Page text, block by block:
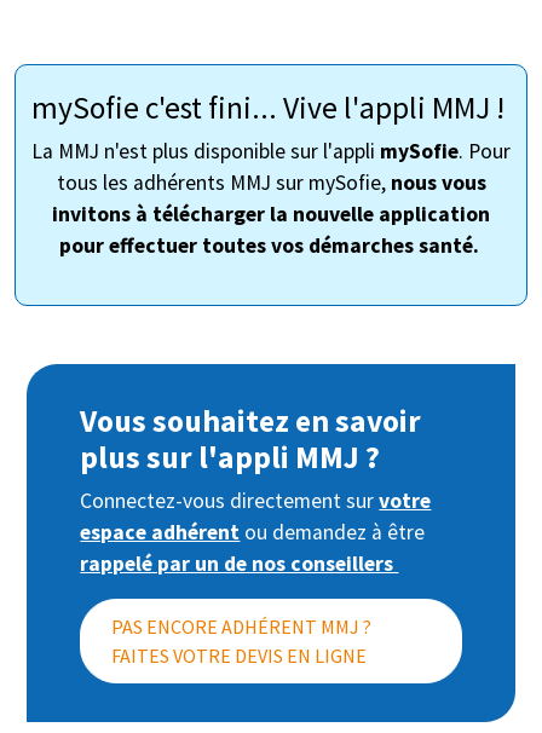
mySofie c'est fini... Vive l'appli MMJ !
La MMJ n'est plus disponible sur l'appli mySofie. Pour
tous les adhérents MMJ sur mySofie, nous vous
invitons à télécharger la nouvelle application
pour effectuer toutes vos démarches santé.
Vous souhaitez en savoir
plus sur l'appli MMJ ?
Connectez-vous directement survotre
espace adhérent ou demandez à être
rappelé par un de nos conseillers
PAS ENCORE ADHÉRENT MMJ ?
FAITES VOTRE DEVIS EN LIGNE